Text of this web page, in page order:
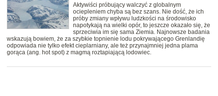
Aktywiści próbujący walczyć z globalnym
ociepleniem chyba są bez szans. Nie dość, że ich
próby zmiany wpływu ludzkości na środowisko
napotykają na wielki opór, to jeszcze okazało się, że
sprzeciwia im się sama Ziemia. Najnowsze badania
wskazują bowiem, że za szybkie topnienie lodu pokrywającego Grenlandię
odpowiada nie tylko efekt cieplarniany, ale też przynajmniej jedna plama
gorąca (ang. hot spot) z magmą roztapiającą lodowiec.